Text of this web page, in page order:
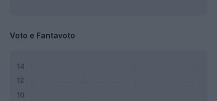
Voto e Fantavoto